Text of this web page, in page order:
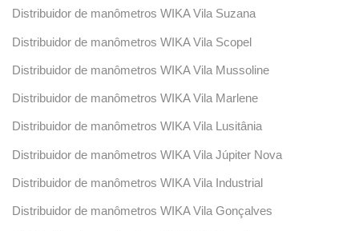
Distribuidor de manômetros WIKA Vila Suzana
Distribuidor de manômetros WIKA Vila Scopel
Distribuidor de manômetros WIKA Vila Mussoline
Distribuidor de manômetros WIKA Vila Marlene
Distribuidor de manômetros WIKA Vila Lusitânia
Distribuidor de manômetros WIKA Vila Júpiter Nova
Distribuidor de manômetros WIKA Vila Industrial
Distribuidor de manômetros WIKA Vila Gonçalves